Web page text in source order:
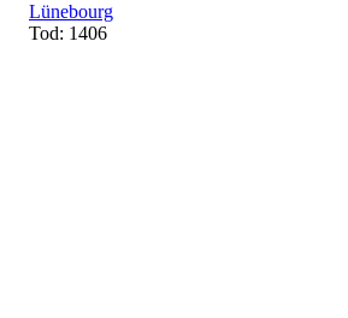
Lünebourg
Tod: 1406